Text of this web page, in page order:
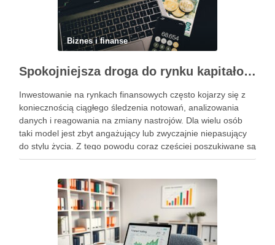
Biznes i finanse
Spokojniejsza droga do rynku kapitałowego bez presji codziennych decyzji
Inwestowanie na rynkach finansowych często kojarzy się z
koniecznością ciągłego śledzenia notowań, analizowania
danych i reagowania na zmiany nastrojów. Dla wielu osób
taki model jest zbyt angażujący lub zwyczajnie niepasujący
do stylu życia. Z tego powodu coraz częściej poszukiwane są
rozwiązania, które pozwalają uczestniczyć w rynku w sposób